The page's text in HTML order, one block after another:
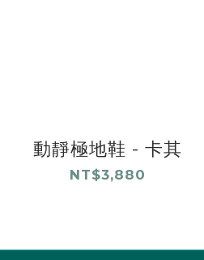
動靜極地鞋 - 卡其
NT$3,880